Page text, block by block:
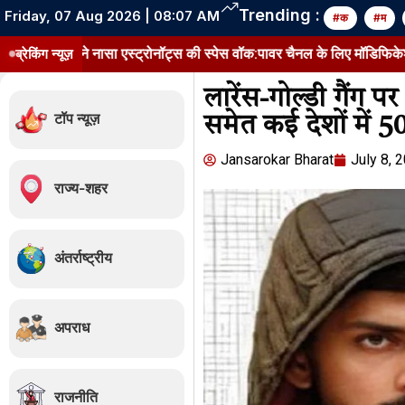
Friday, 07 Aug 2026 | 08:07 AM Trending : #क #म
ब्रेकिंग न्यूज़
नासा एस्ट्रोनॉट्स की स्पेस वॉक:पावर चैनल के लिए मॉडिफिकेशन किट
टॉप न्यूज़
राज्य-शहर
अंतर्राष्ट्रीय
अपराध
राजनीति
लारेंस-गोल्डी गैंग
समेत कई देशों में 50
Jansarokar Bharat July 8,